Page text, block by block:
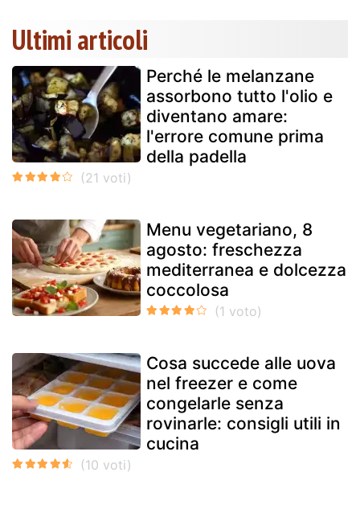
Ultimi articoli
Perché le melanzane
assorbono tutto l'olio e
diventano amare:
l'errore comune prima
della padella
Menu vegetariano, 8
agosto: freschezza
mediterranea e dolcezza
coccolosa
Cosa succede alle uova
nel freezer e come
congelarle senza
rovinarle: consigli utili in
cucina